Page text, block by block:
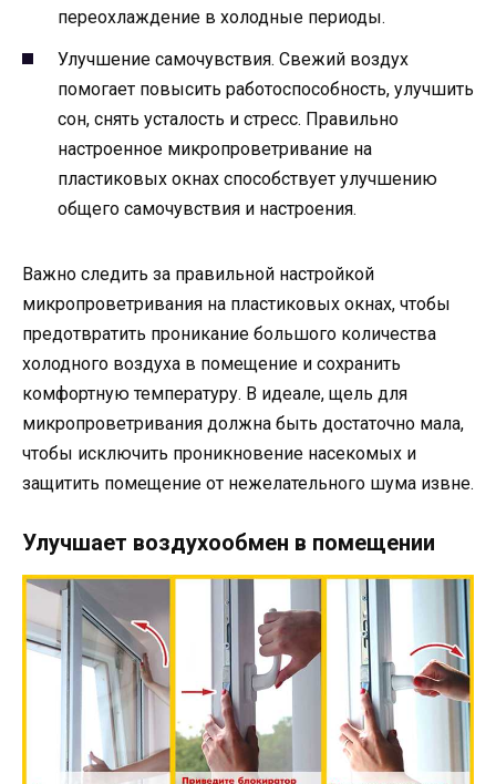
переохлаждение в холодные периоды.
Улучшение самочувствия. Свежий воздух
помогает повысить работоспособность, улучшить
сон, снять усталость и стресс. Правильно
настроенное микропроветривание на
пластиковых окнах способствует улучшению
общего самочувствия и настроения.
Важно следить за правильной настройкой
микропроветривания на пластиковых окнах, чтобы
предотвратить проникание большого количества
холодного воздуха в помещение и сохранить
комфортную температуру. В идеале, щель для
микропроветривания должна быть достаточно мала,
чтобы исключить проникновение насекомых и
защитить помещение от нежелательного шума извне.
Улучшает воздухообмен в помещении